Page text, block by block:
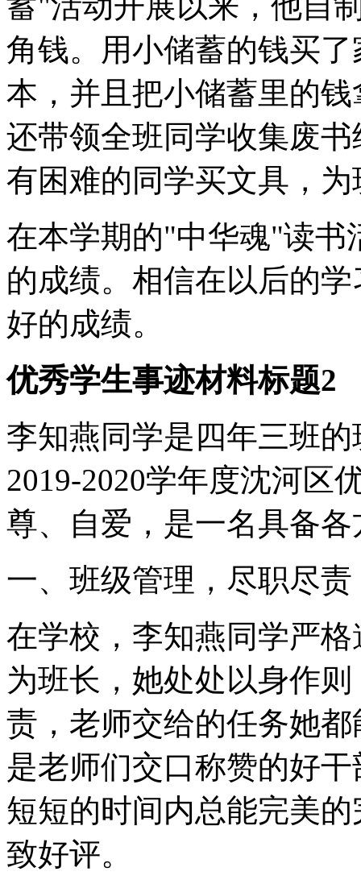
角钱。用小储蓄的钱买
本，并且把小储蓄里的
还带领全班同学收集废
有困难的同学买文具，
在本学期的"中华魂"读书
的成绩。相信在以后的
好的成绩。
优秀学生事迹材料标题2
李知燕同学是四年三班
2019-2020学年度沈河区
尊、自爱，是一名具备
一、班级管理，尽职尽责
在学校，李知燕同学严
为班长，她处处以身作
责，老师交给的任务她
是老师们交口称赞的好
短短的时间内总能完美
致好评。